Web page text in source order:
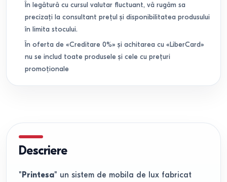
În legătură cu cursul valutar fluctuant, vă rugăm sa
precizați la consultant prețul și disponibilitatea produsului
în limita stocului.
În oferta de «Creditare 0%» și achitarea cu «LiberCard»
nu se includ toate produsele și cele cu prețuri
promoționale
Descriere
"Printesa" un sistem de mobila de lux fabricat